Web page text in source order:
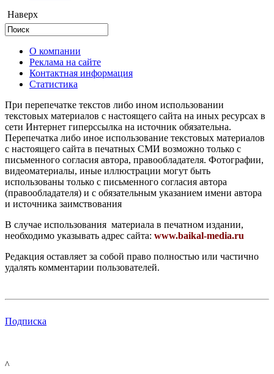
Наверх
О компании
Реклама на сайте
Контактная информация
Статистика
При перепечатке текстов либо ином использовании
текстовых материалов с настоящего сайта на иных ресурсах в
сети Интернет гиперссылка на источник обязательна.
Перепечатка либо иное использование текстовых материалов
с настоящего сайта в печатных СМИ возможно только с
письменного согласия автора, правообладателя. Фотографии,
видеоматериалы, иные иллюстрации могут быть
использованы только с письменного согласия автора
(правообладателя) и с обязательным указанием имени автора
и источника заимствования
В случае использования материала в печатном издании,
необходимо указывать адрес сайта: www.baikal-media.ru
Редакция оставляет за собой право полностью или частично
удалять комментарии пользователей.
Подписка
^